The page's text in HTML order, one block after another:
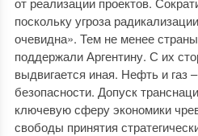
поскольку угроза
очевидна». Тем не менее
поддержали Аргентину. С их
выдвигается иная. Нефть и газ
безопасности. Допуск
ключевую сферу экономики
свободы принятия